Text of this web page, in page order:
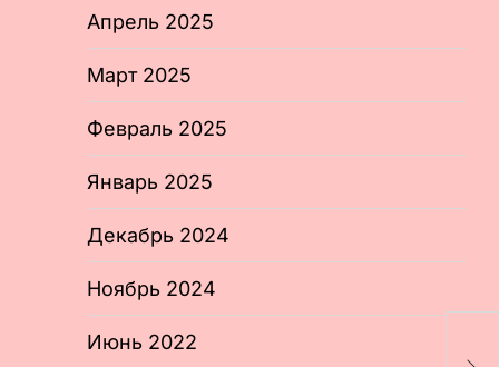
Апрель 2025
Март 2025
Февраль 2025
Январь 2025
Декабрь 2024
Ноябрь 2024
Июнь 2022